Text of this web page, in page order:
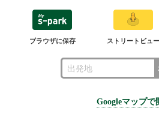
ブラウザに保存 ストリートビュー
Googleマップで